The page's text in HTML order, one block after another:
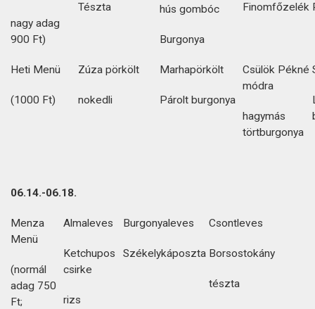
nagy adag
900 Ft)
Tészta
hús gombóc
Burgonya
Finomfőzelék
Heti Menü
(1000 Ft)
Zúza pörkölt
nokedli
Marhapörkölt
Párolt burgonya
Csülök Pékné
módra
hagymás
törtburgonya
06.14.-06.18.
Menza
Menü
(normál
adag 750
Ft;
Almaleves
Ketchupos
csirke
rizs
Burgonyaleves
Székelykáposzta
Csontleves
Borsostokány
tészta